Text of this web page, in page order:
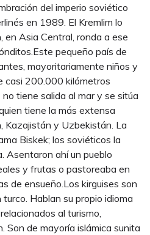
del imperio soviético
en 1989. El Kremlim lo
en Asia Central, ronda a ese
pequeño país de
mayoritariamente niños y
casi 200.000 kilómetros
tiene salida al mar y se sitúa
tiene la más extensa
Kazajistán y Uzbekistán. La
Biskek; los soviéticos la
Asentaron ahí un pueblo
y frutas o pastoreaba en
de ensueño.Los kirguises son
Hablan su propio idioma
al turismo,
Son de mayoría islámica sunita